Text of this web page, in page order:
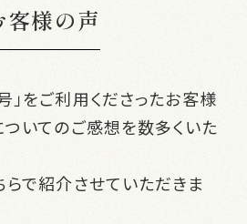
客様の声
」をご利用くださったお客様
ついてのご感想を数多くいた
らで紹介させていただきま